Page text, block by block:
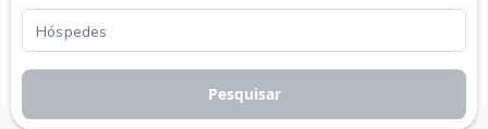
Pesquisar